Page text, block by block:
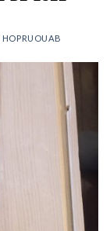
HOPRUOUAB